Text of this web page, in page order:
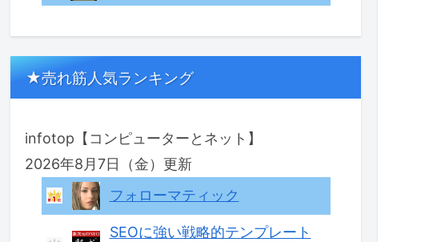
★売れ筋人気ランキング
infotop【コンピューターとネット】
2026年8月7日（金）更新
フォローマティック
SEOに強い戦略的テンプレート